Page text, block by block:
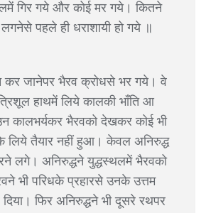
गिर गये और कोई मर गये। कितने
पहले ही धराशायी हो गये ॥
कर जानेपर भैरव क्रोधसे भर गये। वे
हाथमें लिये कालकी भाँति आ
कालभर्यकर भैरवको देखकर कोई भी
तैयार नहीं हुआ। केवल अनिरुद्ध
लगे। अनिरुद्धने युद्धस्थलमें भैरवको
भी परिधके प्रहारसे उनके उत्तम
फिर अनिरुद्धने भी दूसरे रथपर